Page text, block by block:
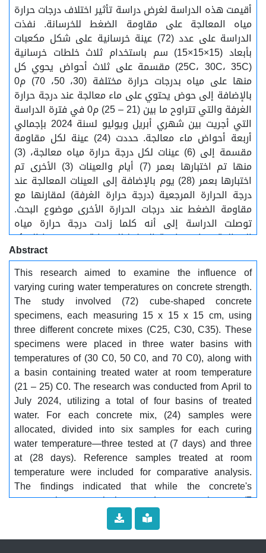
أقيمت هذه الدراسة لغرض دراسة تأثير اختلاف درجات حرارة
مياه المعالجة على مقاومة الضغط للخرسانة. نفذت
الدراسة على عدد (72) عينة خرسانية على شكل مكعبات
بأبعاد (15×15×15) سم باستخدام ثلاث خلطات خرسانية
(25C، 30C، 35C) مقسمة على ثلاث أحواض يحوي كل
منها على مياه بدرجات حرارة مختلفة (30، 50، 70) م0
بالإضافة إلى حوض يحتوي على ماء معالجة عند درجة حرارة
الغرفة والتي تتراوح ما بين (21 – 25) م0 في فترة الدراسة
التي أجريت بين شهري أبريل ويوليو لسنة 2024 بإجمالي
أربعة أحواض ماء معالجة. حددت (24) عينة لكل مقاومة
مقسمة إلى (6) عينات لكل درجة حرارة مياه معالجة، (3)
منها تم اختبارها بعمر (7) أيام والعينات (3) الأخرى تم
اختبارها بعمر (28) يوم بالإضافة إلى العينات المعالجة عند
درجة الحرارة المرجعية (درجة حرارة الغرفة) لمقارنها مع
مقاومة الضغط عند درجات الحرارة الأخرى موضوع البحث.
توصلت الدراسة إلى أنه كلما زادت درجة حرارة مياه
المعالجة تزداد مقاومة الضغط للخرسانة في عمرها المبكر
(7 أيام) وتقل في الأعمار المتأخرة (28 يوم) مقارنة بالعينات
التي غمرت في مياه معالجة عند درجة حرارة الغرفة لجميع
العينات المدروسة............... الكلمات المفتاحية:..... درجة
الحرارة، مياه المعالجة، العمر المبكر، مقاومة الضغط،
العينات المرجعية.
Abstract
This research aimed to examine the influence of
varying curing water temperatures on concrete strength.
The study involved (72) cube-shaped concrete
specimens, each measuring 15 x 15 x 15 cm, using
three different concrete mixes (C25, C30, C35). These
specimens were placed in three water basins with
temperatures of (30 C0, 50 C0, and 70 C0), along with
a basin containing treated water at room temperature
(21 – 25) C0. The research was conducted from April to
July 2024, utilizing a total of four basins of treated
water. For each concrete mix, (24) samples were
allocated, divided into six samples for each curing
water temperature—three tested at (7 days) and three
at (28 days). Reference samples treated at room
temperature were included for comparative analysis.
The findings indicated that while the concrete's
compressive strength increased at an early age (7
days) with rising curing water temperatures, it
decreased at a later age (28 days) compared to the
specimens cured at room temperature...............